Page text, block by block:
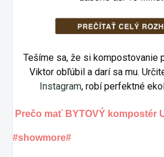
Tešíme sa, že si kompostovanie
Viktor obľúbil a darí sa mu.
Instagram, robí perfektné
Prečo mať BYTOVÝ kompostér
#showmore#